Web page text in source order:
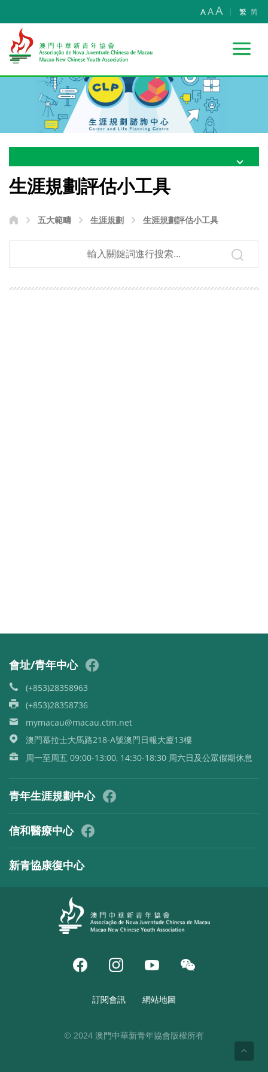
AAA 繁 简
生涯規劃評估小工具
五大範疇 生涯規劃 生涯規劃評估小工具
會址/青年中心
(+853)28358963
(+853)28358736
mymacau@macau.ctm.net
澳門慕拉士大馬路218-A號澳門日報大廈13樓
周一至周五 09:00-13:00, 14:30-18:30 周六日及公眾假期休息
青年生涯規劃中心
信和醫療中心
新青協康復中心
訂閱會訊 網站地圖
© 2024 澳門中華新青年協會版權所有